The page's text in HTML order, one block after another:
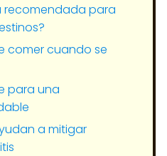
recomendada para
comer cuando se
para una
a mitigar